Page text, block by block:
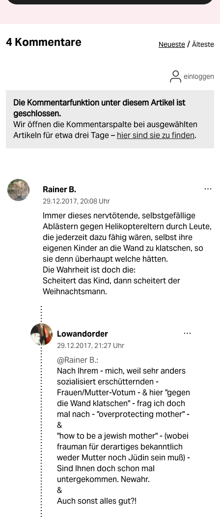
4 Kommentare Neueste / Älteste
Die Kommentarfunktion unter diesem Artikel ist
geschlossen.
Wir öffnen die Kommentarspalte bei ausgewählten
Artikeln für etwa drei Tage – hier sind sie zu finden.
einloggen
Rainer B.
29.12.2017, 20:08 Uhr
Immer dieses nervtötende, selbstgefällige
Ablästern gegen Helikoptereltern durch Leute,
die jederzeit dazu fähig wären, selbst ihre
eigenen Kinder an die Wand zu klatschen, so
sie denn überhaupt welche hätten.
Die Wahrheit ist doch die:
Scheitert das Kind, dann scheitert der
Weihnachtsmann.
Lowandorder
29.12.2017, 21:27 Uhr
@Rainer B.:
Nach Ihrem - mich, weil sehr anders
sozialisiert erschütternden -
Frauen/Mutter-Votum - & hier "gegen
die Wand klatschen" - frag ich doch
mal nach - "overprotecting mother" -
&
"how to be a jewish mother" - (wobei
frauman für derartiges bekanntlich
weder Mutter noch Jüdin sein muß) -
Sind Ihnen doch schon mal
untergekommen. Newahr.
&
Auch sonst alles gut?!